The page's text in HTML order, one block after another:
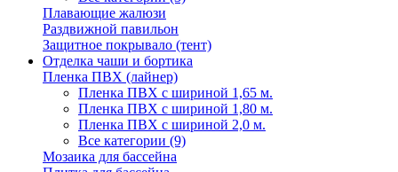
Плавающие жалюзи
Раздвижной павильон
Защитное покрывало (тент)
Отделка чаши и бортика
Пленка ПВХ (лайнер)
Пленка ПВХ с шириной 1,65 м.
Пленка ПВХ с шириной 1,80 м.
Пленка ПВХ с шириной 2,0 м.
Все категории (9)
Мозаика для бассейна